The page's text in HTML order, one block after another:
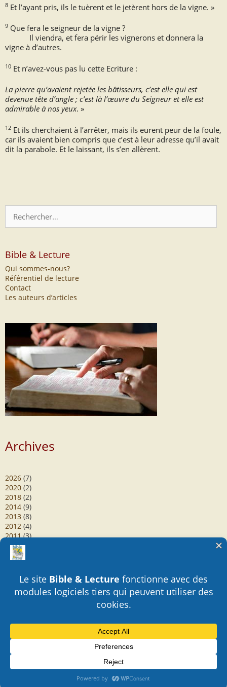
8 Et l’ayant pris, ils le tuèrent et le jetèrent hors de la vigne. »
9 Que fera le seigneur de la vigne ?
Il viendra, et fera périr les vignerons et donnera la
vigne à d’autres.
10 Et n’avez-vous pas lu cette Ecriture :
La pierre qu’avaient rejetée les bâtisseurs, c’est elle qui est
devenue tête d’angle ; c’est là l’œuvre du Seigneur et elle est
admirable à nos yeux. »
12 Et ils cherchaient à l’arrêter, mais ils eurent peur de la foule,
car ils avaient bien compris que c’est à leur adresse qu’il avait
dit la parabole. Et le laissant, ils s’en allèrent.
Bible & Lecture
Qui sommes-nous?
Référentiel de lecture
Contact
Les auteurs d’articles
Archives
2026 (7)
2020 (2)
2018 (2)
2014 (9)
2013 (8)
2012 (4)
2011(3)
2010(1)
2009(1)
2004
2003(1)
2002(1)
1998(4)
Politique de confidentialité